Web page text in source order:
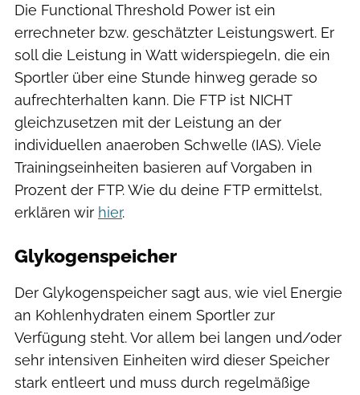
Die Functional Threshold Power ist ein
errechneter bzw. geschätzter Leistungswert. Er
soll die Leistung in Watt widerspiegeln, die ein
Sportler über eine Stunde hinweg gerade so
aufrechterhalten kann. Die FTP ist NICHT
gleichzusetzen mit der Leistung an der
individuellen anaeroben Schwelle (IAS). Viele
Trainingseinheiten basieren auf Vorgaben in
Prozent der FTP. Wie du deine FTP ermittelst,
erklären wir hier.
Glykogenspeicher
Der Glykogenspeicher sagt aus, wie viel Energie
an Kohlenhydraten einem Sportler zur
Verfügung steht. Vor allem bei langen und/oder
sehr intensiven Einheiten wird dieser Speicher
stark entleert und muss durch regelmäßige